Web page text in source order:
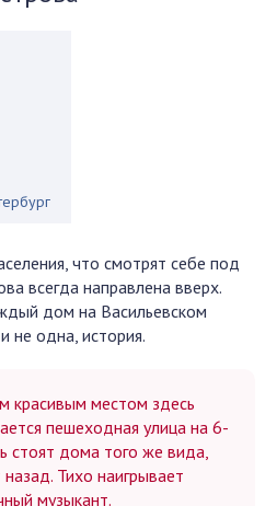
что смотрят себе под
всегда направлена вверх.
дом на Васильевском
не одна, история.
красивым местом здесь
пешеходная улица на 6-
стоят дома того же вида,
Тихо наигрывает
музыкант.